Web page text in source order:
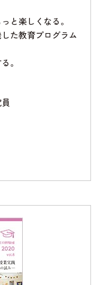
と楽しくなる。
た教育プログラム
。